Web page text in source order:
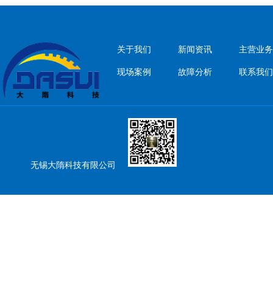
关于我们 新闻资讯 主营业务
现场案例 故障分析 联系我们
无锡大隋科技有限公司